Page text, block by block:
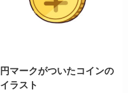
円マークがついたコインの
イラスト